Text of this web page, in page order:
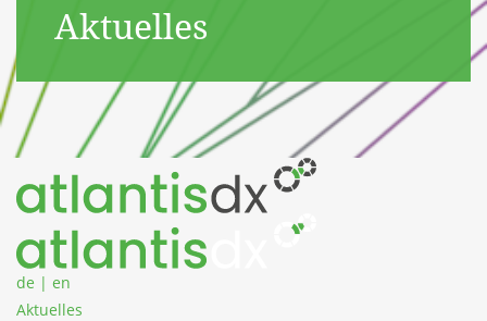
Aktuelles
Zum Inhalt springen
de | en
Aktuelles